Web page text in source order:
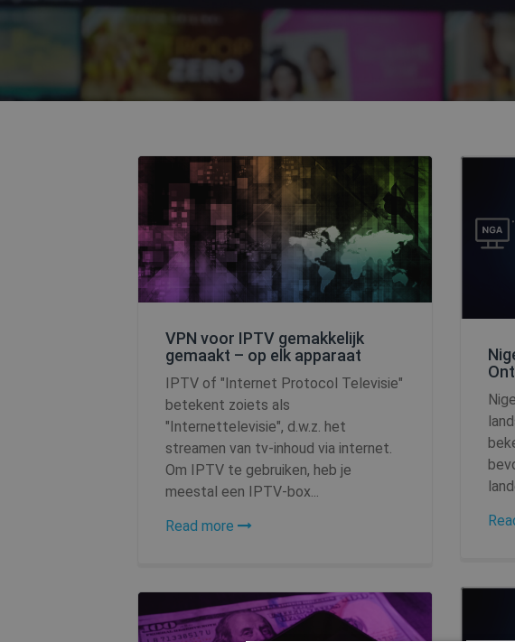
VPN voor IPTV gemakkelijk
gemaakt – op elk apparaat
IPTV of "Internet Protocol Televisie"
betekent zoiets als
"Internettelevisie", d.w.z. het
streamen van tv-inhoud via internet.
Om IPTV te gebruiken, heb je
meestal een IPTV-box...
Read more